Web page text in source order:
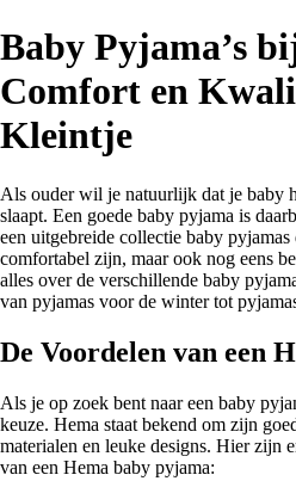
Baby Pyjama’s
Comfort en
Kleintje
Als ouder wil je natuurlijk dat je baby
slaapt. Een goede baby pyjama is
een uitgebreide collectie baby pyjamas
comfortabel zijn, maar ook nog eens
alles over de verschillende baby
van pyjamas voor de winter tot
De Voordelen van een
Als je op zoek bent naar een baby
keuze. Hema staat bekend om zijn
materialen en leuke designs. Hier zijn
van een Hema baby pyjama: